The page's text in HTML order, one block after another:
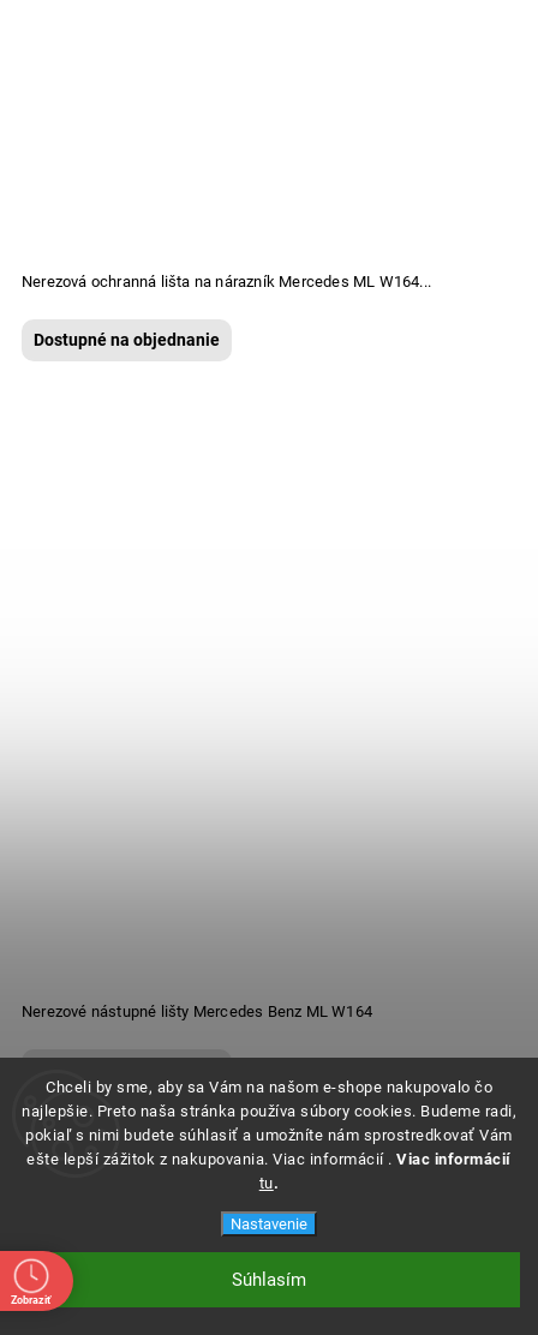
Chceli by sme, aby sa Vám na našom e-shope nakupovalo čo
najlepšie. Preto naša stránka používa súbory cookies. Budeme radi,
pokiaľ s nimi budete súhlasiť a umožníte nám sprostredkovať Vám
ešte lepší zážitok z nakupovania. Viac informácií .Viac informácií
tu.
Nastavenie
Súhlasím
Nerezová ochranná lišta na nárazník Mercedes ML W164...
Dostupné na objednanie
Nerezové nástupné lišty Mercedes Benz ML W164
Zobraziť